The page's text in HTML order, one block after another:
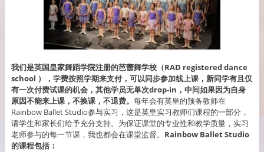
我们是英国皇家舞蹈学院注册的芭蕾舞学校（RAD registered dance
school ），学费按照学期来支付，可以同步参加线上课，新同学有且仅
有一次付费试课的机会，其他学员无单次drop-in，中间如果因为自身
原因不能来上课，不换课，不退费。 每年会有英皇的预备教师在
Rainbow Ballet Studio参与实习，这是英皇实习教师们课程的一部分，
请学生和家长们给予充分支持。为保证课堂的专业性和教学质量，实习
老师参与的每一节课，我也都会在课堂监督。 Rainbow Ballet Studio
的课程包括：